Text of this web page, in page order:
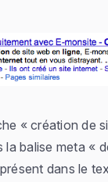
« création de
la balise meta «
dans le